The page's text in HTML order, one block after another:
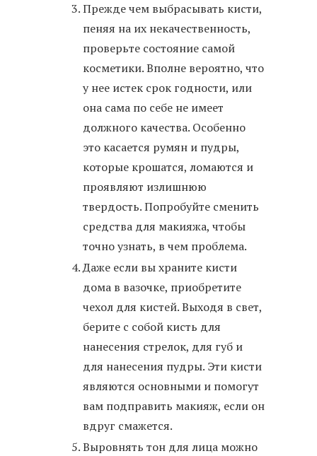
Прежде чем выбрасывать кисти,
пеняя на их некачественность,
проверьте состояние самой
косметики. Вполне вероятно, что
у нее истек срок годности, или
она сама по себе не имеет
должного качества. Особенно
это касается румян и пудры,
которые крошатся, ломаются и
проявляют излишнюю
твердость. Попробуйте сменить
средства для макияжа, чтобы
точно узнать, в чем проблема.
Даже если вы храните кисти
дома в вазочке, приобретите
чехол для кистей. Выходя в свет,
берите с собой кисть для
нанесения стрелок, для губ и
для нанесения пудры. Эти кисти
являются основными и помогут
вам подправить макияж, если он
вдруг смажется.
Выровнять тон для лица можно